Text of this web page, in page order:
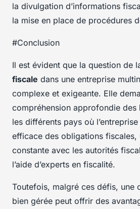
la divulgation d’informations
la mise en place de procédures
#Conclusion
Il est évident que la question de
fiscale dans une entreprise
complexe et exigeante. Elle
compréhension approfondie des
les différents pays où
efficace des obligations fiscales,
constante avec les autorités
l’aide d’experts en fiscalité.
Toutefois, malgré ces défis, une
bien gérée peut offrir des